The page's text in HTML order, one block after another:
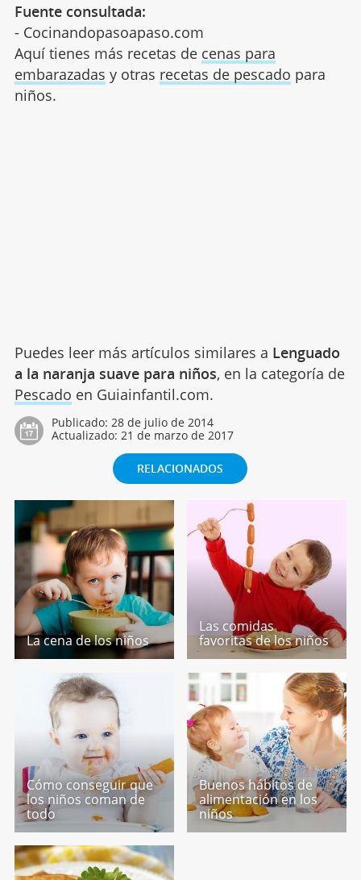
Fuente consultada:
- Cocinandopasoapaso.com
Aquí tienes más recetas de cenas para
embarazadas y otras recetas de pescado para
niños.
Puedes leer más artículos similares a Lenguado
a la naranja suave para niños, en la categoría de
Pescado en Guiainfantil.com.
Publicado: 28 de julio de 2014
Actualizado: 21 de marzo de 2017
RELACIONADOS
La cena de los niños
Las comidas
favoritas de los niños
Cómo conseguir que
los niños coman de
todo
Buenos hábitos de
alimentación en los
niños